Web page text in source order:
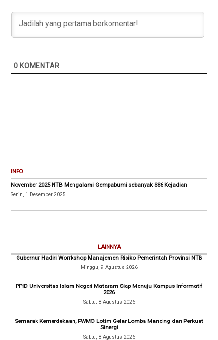
0 KOMENTAR
INFO
November 2025 NTB Mengalami Gempabumi sebanyak 386 Kejadian
Senin, 1 Desember 2025
LAINNYA
Gubernur Hadiri Worrkshop Manajemen Risiko Pemerintah Provinsi NTB
Minggu, 9 Agustus 2026
PPID Universitas Islam Negeri Mataram Siap Menuju Kampus Informatif
2026
Sabtu, 8 Agustus 2026
Semarak Kemerdekaan, FWMO Lotim Gelar Lomba Mancing dan Perkuat
Sinergi
Sabtu, 8 Agustus 2026